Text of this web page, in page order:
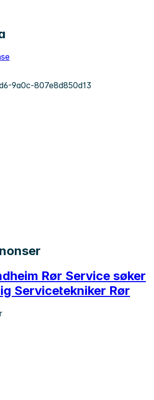
9a0c-807e8d850d13
Rør Service søker
Servicetekniker Rør